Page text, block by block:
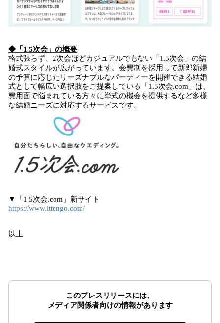
◆「1.5次会」の概要
格式張らず、2次会ほどカジュアルでもない「1.5次会」の結
婚式スタイルが広がっています。会費制を採用して新郎新婦
の予算に応じたリーズナブルなパーティーを開催できる結婚
式として幅広い選択肢をご提案している「1.5次会.com」は、
費用面で悩まれている方々に挙式の機会を提供するなど多様
な結婚ニーズに対応するサービスです。
▼「1.5次会.com」新サイト
https://www.ittengo.com/
以上
このプレスリリースには、
メディア関係者向けの情報があります